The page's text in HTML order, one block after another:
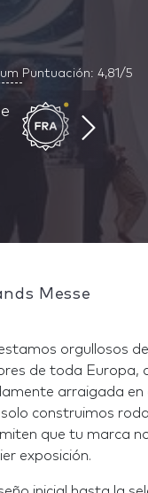
Puntuación: 4,81/5
Messe
orgullosos
de toda Europa,
arraigada en
construimos
que tu marca
exposición.